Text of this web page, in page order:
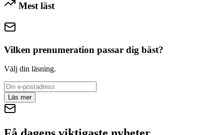
Mest läst
Vilken prenumeration passar dig bäst?
Välj din läsning.
Läs mer